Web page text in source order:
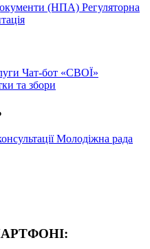
(НПА) Регуляторна
Чат-бот «СВОЇ»
та збори
Молодіжна рада